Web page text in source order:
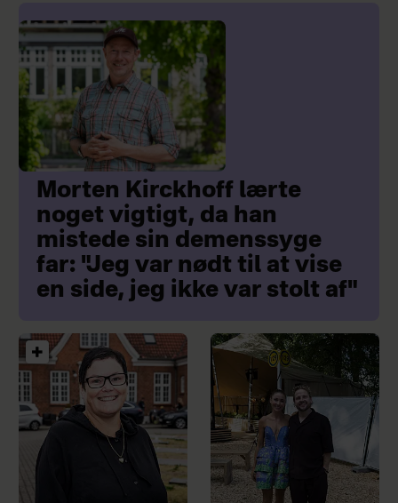
Morten Kirckhoff lærte
noget vigtigt, da han
mistede sin demenssyge
far: "Jeg var nødt til at vise
en side, jeg ikke var stolt af"